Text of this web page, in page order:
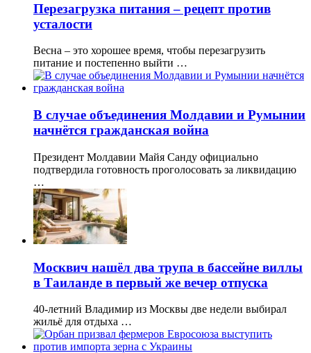
Перезагрузка питания – рецепт против
усталости
Весна – это хорошее время, чтобы перезагрузить
питание и постепенно выйти …
В случае объединения Молдавии и Румынии
начнётся гражданская война
Президент Молдавии Майя Санду официально
подтвердила готовность проголосовать за ликвидацию
…
Москвич нашёл два трупа в бассейне виллы
в Таиланде в первый же вечер отпуска
40-летний Владимир из Москвы две недели выбирал
жильё для отдыха …